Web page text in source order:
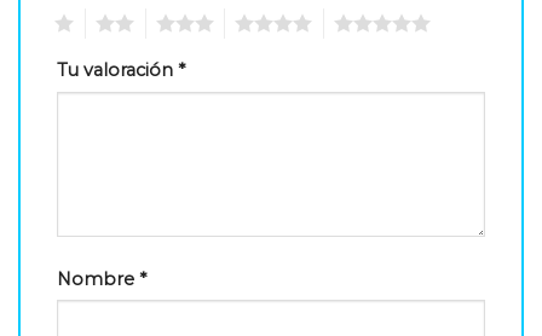
Tu valoración *
Nombre *